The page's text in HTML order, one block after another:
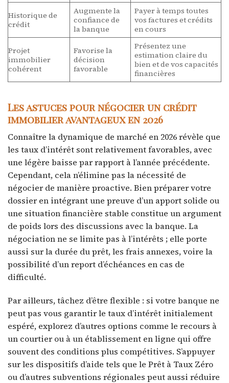
Historique de
crédit
Augmente la
confiance de
la banque
Payer à temps toutes
vos factures et crédits
en cours
Projet
immobilier
cohérent
Favorise la
décision
favorable
Présentez une
estimation claire du
bien et de vos capacités
financières
Les astuces pour négocier un crédit
immobilier avantageux en 2026
Connaître la dynamique de marché en 2026 révèle que
les taux d’intérêt sont relativement favorables, avec
une légère baisse par rapport à l’année précédente.
Cependant, cela n’élimine pas la nécessité de
négocier de manière proactive. Bien préparer votre
dossier en intégrant une preuve d’un apport solide ou
une situation financière stable constitue un argument
de poids lors des discussions avec la banque. La
négociation ne se limite pas à l’intérêts ; elle porte
aussi sur la durée du prêt, les frais annexes, voire la
possibilité d’un report d’échéances en cas de
difficulté.
Par ailleurs, tâchez d’être flexible : si votre banque ne
peut pas vous garantir le taux d’intérêt initialement
espéré, explorez d’autres options comme le recours à
un courtier ou à un établissement en ligne qui offre
souvent des conditions plus compétitives. S’appuyer
sur les dispositifs d’aide tels que le Prêt à Taux Zéro
ou d’autres subventions régionales peut aussi réduire